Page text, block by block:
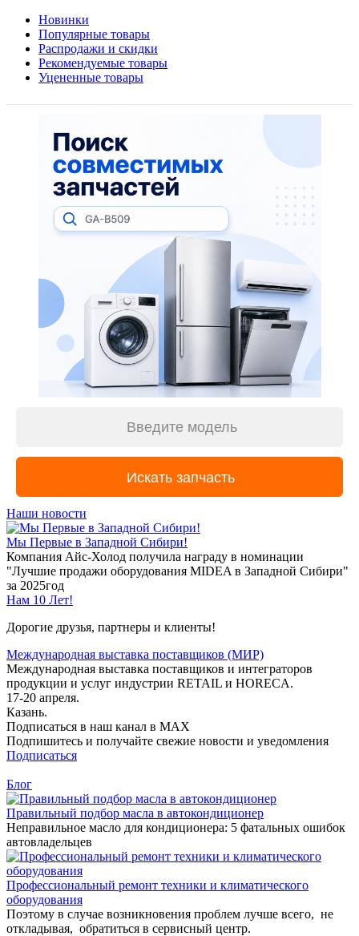
Новинки
Популярные товары
Распродажи и скидки
Рекомендуемые товары
Уцененные товары
Наши новости
Мы Первые в Западной Сибири!
Компания Айс-Холод получила награду в номинации
"Лучшие продажи оборудования MIDEA в Западной Сибири"
за 2025год
Нам 10 Лет!
Дорогие друзья, партнеры и клиенты!
Международная выставка поставщиков (МИР)
Международная выставка поставщиков и интеграторов
продукции и услуг индустрии RETAIL и HORECA.
17-20 апреля.
Казань.
Подписаться в наш канал в MAX
Подпишитесь и получайте свежие новости и уведомления
Подписаться
Блог
Правильный подбор масла в автокондиционер
Неправильное масло для кондиционера: 5 фатальных ошибок
автовладельцев
Профессиональный ремонт техники и климатического
оборудования
Поэтому в случае возникновения проблем лучше всего, не
откладывая, обратиться в сервисный центр.